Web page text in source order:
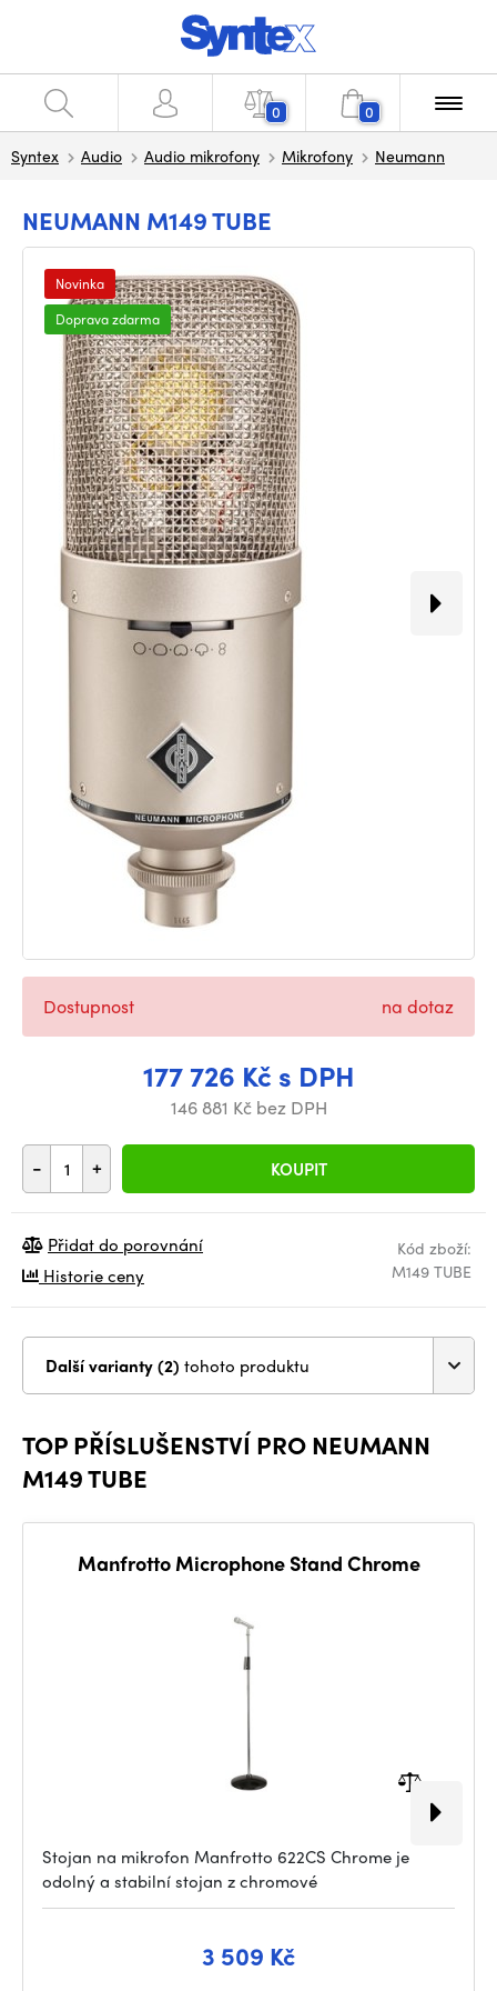
0 0
Syntex Audio Audio mikrofony Mikrofony Neumann
NEUMANN M149 TUBE
Novinka
Doprava zdarma
177 726 Kč s DPH
146 881 Kč bez DPH
- + KOUPIT
Dostupnost na dotaz
Kód zboží:
M149 TUBE
Přidat do porovnání
Historie ceny
Další varianty (2) tohoto produktu
TOP PŘÍSLUŠENSTVÍ PRO NEUMANN
M149 TUBE
Manfrotto Microphone Stand Chrome
Stojan na mikrofon Manfrotto 622CS Chrome je
odolný a stabilní stojan z chromové
3 509 Kč